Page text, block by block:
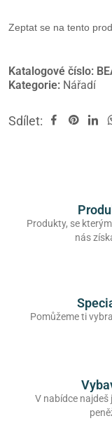
Zeptat se na tento
Katalogové číslo:
Kategorie: Nářadí
Sdílet:
Produkty, se
nás
Pomůžeme ti
V nabídce najdeš